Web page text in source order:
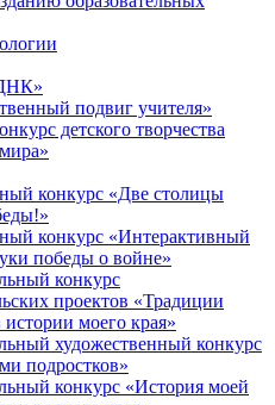
подвиг учителя»
детского творчества
конкурс «Две столицы
конкурс «Интерактивный
победы о войне»
конкурс
проектов «Традиции
моего края»
художественный конкурс
подростков»
конкурс «История моей